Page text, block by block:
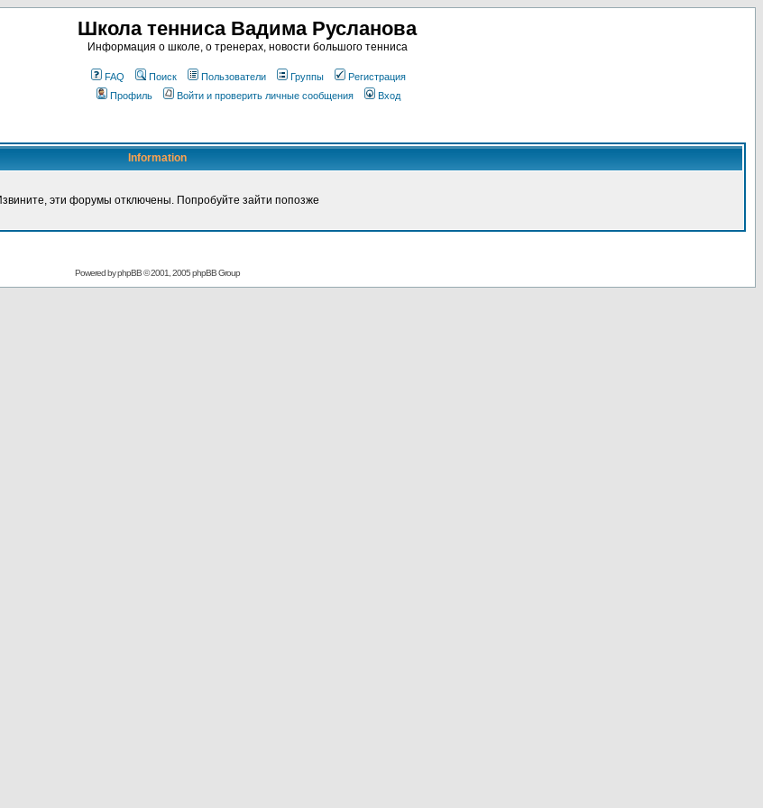
Школа тенниса Вадима Русланова
Информация о школе, о тренерах, новости большого тенниса
FAQ Поиск Пользователи Группы
Регистрация
Профиль
Войти и проверить личные сообщения Вход
Information
эти форумы отключены. Попробуйте зайти попозже
Powered byphpBB© 2001, 2005 phpBB Group